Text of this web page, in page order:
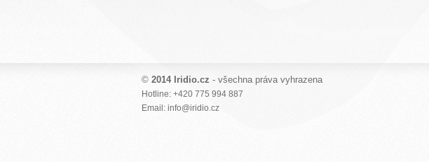
© 2014 Iridio.cz - všechna práva vyhrazena
Hotline: +420 775 994 887
Email: info@iridio.cz